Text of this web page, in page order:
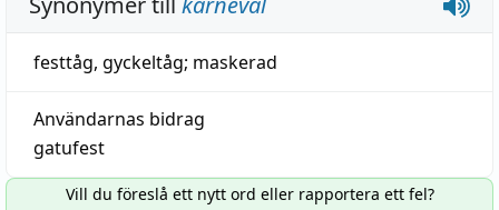
festtåg, gyckeltåg; maskerad
Användarnas bidrag
gatufest
Vill du föreslå ett nytt ord eller rapportera ett fel?